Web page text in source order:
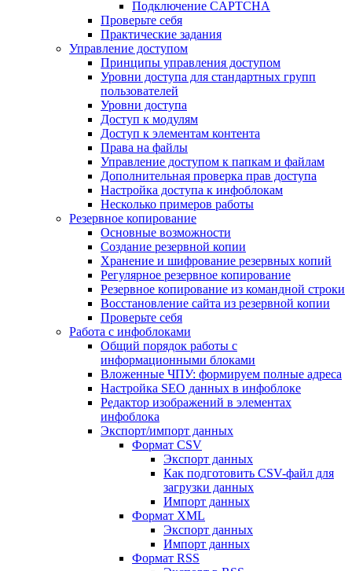
Подключение CAPTCHA
Проверьте себя
Практические задания
Управление доступом
Принципы управления доступом
Уровни доступа для стандартных групп
пользователей
Уровни доступа
Доступ к модулям
Доступ к элементам контента
Права на файлы
Управление доступом к папкам и файлам
Дополнительная проверка прав доступа
Настройка доступа к инфоблокам
Несколько примеров работы
Резервное копирование
Основные возможности
Создание резервной копии
Хранение и шифрование резервных копий
Регулярное резервное копирование
Резервное копирование из командной строки
Восстановление сайта из резервной копии
Проверьте себя
Работа с инфоблоками
Общий порядок работы с
информационными блоками
Вложенные ЧПУ: формируем полные адреса
Настройка SEO данных в инфоблоке
Редактор изображений в элементах
инфоблока
Экспорт/импорт данных
Формат CSV
Экспорт данных
Как подготовить CSV-файл для
загрузки данных
Импорт данных
Формат XML
Экспорт данных
Импорт данных
Формат RSS